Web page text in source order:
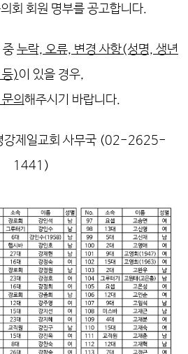
회 회원 명부를 공고합니다.
중 누락, 오류, 변경 사항(성명, 생년
등)이 있을 경우,
의해주시기 바랍니다.
강제일교회 사무국 (02-2625-
1441)